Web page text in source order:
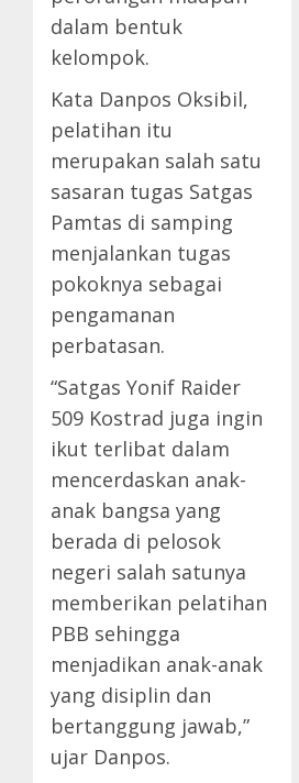
dalam bentuk
kelompok.
Kata Danpos Oksibil,
pelatihan itu
merupakan salah satu
sasaran tugas Satgas
Pamtas di samping
menjalankan tugas
pokoknya sebagai
pengamanan
perbatasan.
“Satgas Yonif Raider
509 Kostrad juga ingin
ikut terlibat dalam
mencerdaskan anak-
anak bangsa yang
berada di pelosok
negeri salah satunya
memberikan pelatihan
PBB sehingga
menjadikan anak-anak
yang disiplin dan
bertanggung jawab,”
ujar Danpos.